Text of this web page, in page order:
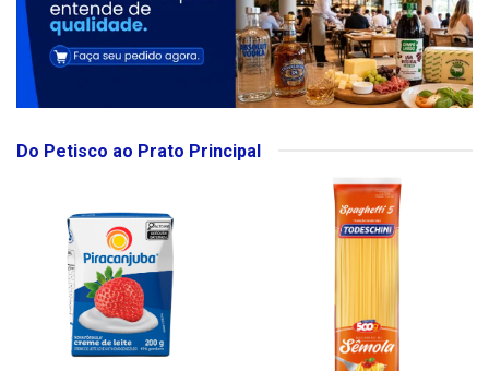
Do Petisco ao Prato Principal